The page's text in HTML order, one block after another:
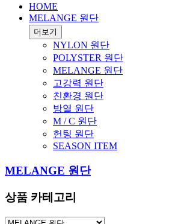
HOME
MELANGE 원단
더보기
NYLON 원단
POLYSTER 원단
MELANGE 원단
고강력 원단
친환경 원단
방열 원단
M / C 원단
헌팅 원단
SEASON ITEM
MELANGE 원단
상품 카테고리